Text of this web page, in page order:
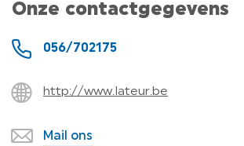
Onze contactgegevens
056/702175
http://www.lateur.be
Mail ons